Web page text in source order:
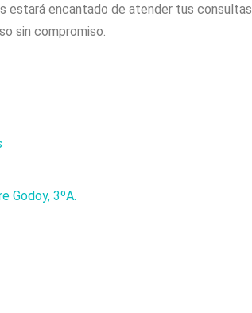
estará encantado de atender tus consultas.
sin compromiso.
Godoy, 3ºA.